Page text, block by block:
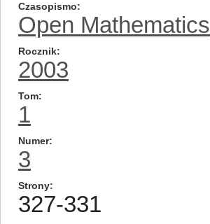
Czasopismo
Open Mathematics
Rocznik
2003
Tom
1
Numer
3
Strony
327-331